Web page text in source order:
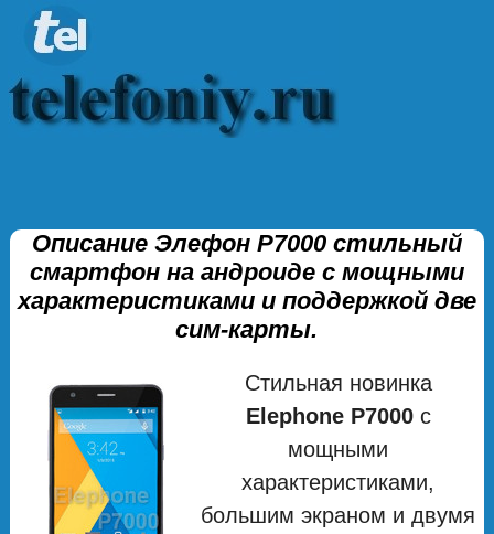
Описание Элефон Р7000 стильный
смартфон на андроиде с мощными
характеристиками и поддержкой две
сим-карты.
Стильная новинка
Elephone P7000с
мощными
характеристиками,
большим экраном и двумя